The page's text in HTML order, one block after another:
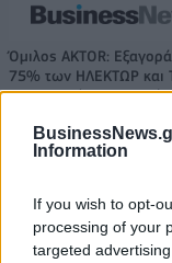
Information
If you wish to opt-
processing of your
targeted
Όμιλος AKTOR:
75% των ΗΛΕΚΤΩΡ και
Στρατηγική
Η συμφωνία Arval-